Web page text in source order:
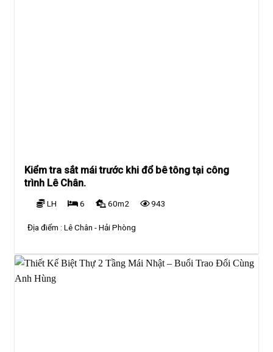
Kiểm tra sắt mái trước khi đổ bê tông tại công
trình Lê Chân.
LH 6 60m2 943
Địa điểm :Lê Chân - Hải Phòng